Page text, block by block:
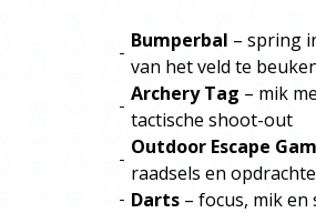
Bumperbal – spring
van het veld te
Archery Tag – mik
tactische shoot-out
Outdoor Escape
raadsels en
Darts – focus, mik en